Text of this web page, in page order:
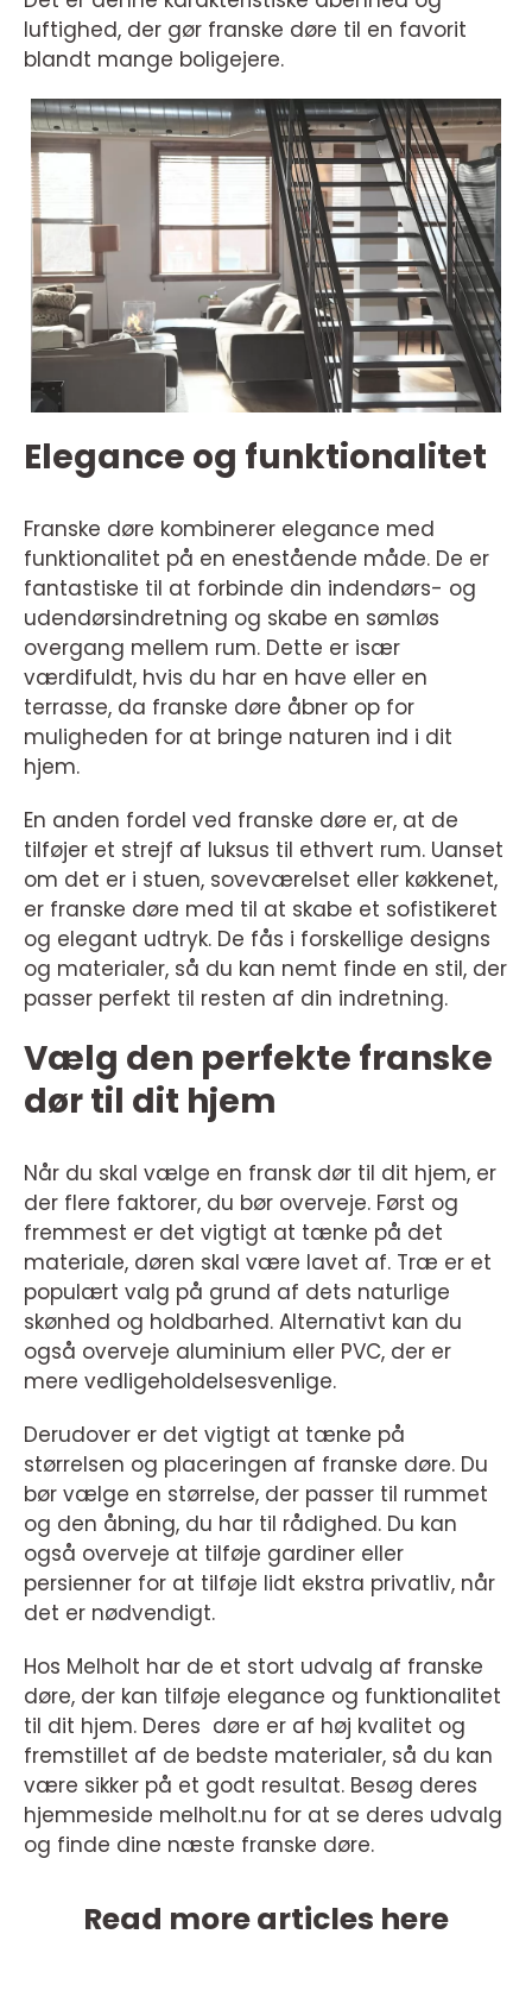
luftighed, der gør franske døre til en favorit
blandt mange boligejere.
Elegance og funktionalitet
Franske døre kombinerer elegance med
funktionalitet på en enestående måde. De er
fantastiske til at forbinde din indendørs- og
udendørsindretning og skabe en sømløs
overgang mellem rum. Dette er især
værdifuldt, hvis du har en have eller en
terrasse, da franske døre åbner op for
muligheden for at bringe naturen ind i dit
hjem.
En anden fordel ved franske døre er, at de
tilføjer et strejf af luksus til ethvert rum. Uanset
om det er i stuen, soveværelset eller køkkenet,
er franske døre med til at skabe et sofistikeret
og elegant udtryk. De fås i forskellige designs
og materialer, så du kan nemt finde en stil, der
passer perfekt til resten af din indretning.
Vælg den perfekte franske
dør til dit hjem
Når du skal vælge en fransk dør til dit hjem, er
der flere faktorer, du bør overveje. Først og
fremmest er det vigtigt at tænke på det
materiale, døren skal være lavet af. Træ er et
populært valg på grund af dets naturlige
skønhed og holdbarhed. Alternativt kan du
også overveje aluminium eller PVC, der er
mere vedligeholdelsesvenlige.
Derudover er det vigtigt at tænke på
størrelsen og placeringen af franske døre. Du
bør vælge en størrelse, der passer til rummet
og den åbning, du har til rådighed. Du kan
også overveje at tilføje gardiner eller
persienner for at tilføje lidt ekstra privatliv, når
det er nødvendigt.
Hos Melholt har de et stort udvalg af franske
døre, der kan tilføje elegance og funktionalitet
til dit hjem. Deres døre er af høj kvalitet og
fremstillet af de bedste materialer, så du kan
være sikker på et godt resultat. Besøg deres
hjemmeside melholt.nu for at se deres udvalg
og finde dine næste franske døre.
Read more articles here